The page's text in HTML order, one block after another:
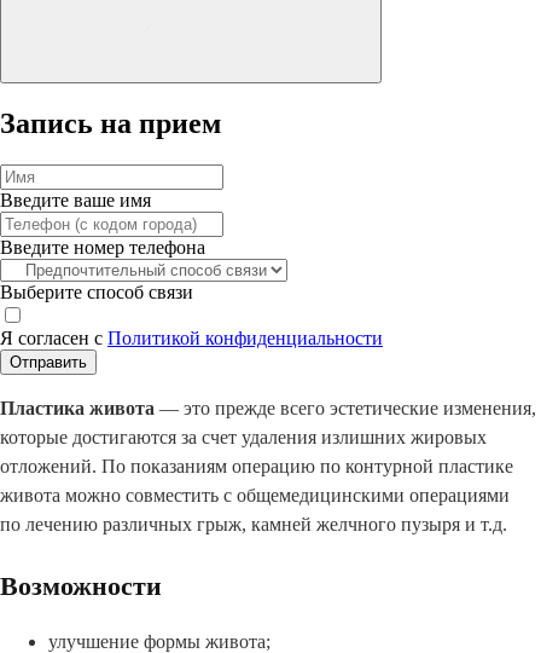
Запись на прием
Введите ваше имя
Введите номер телефона
Выберите способ связи
Я согласен с Политикой конфиденциальности
Отправить
Пластика живота — это прежде всего эстетические изменения,
которые достигаются за счет удаления излишних жировых
отложений. По показаниям операцию по контурной пластике
живота можно совместить с общемедицинскими операциями
по лечению различных грыж, камней желчного пузыря и т.д.
Возможности
улучшение формы живота;